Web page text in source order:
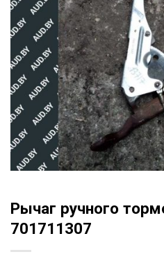
Рычаг ручного
701711307